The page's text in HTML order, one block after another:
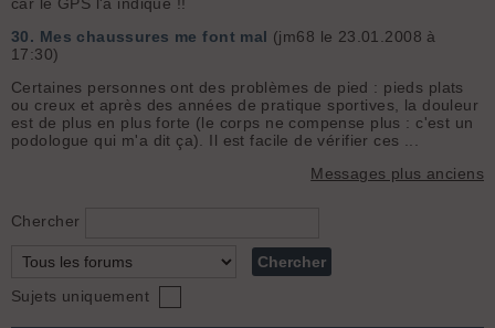
30. Mes chaussures me font mal (jm68 le 23.01.2008 à
17:30)
Certaines personnes ont des problèmes de pied : pieds plats
ou creux et après des années de pratique sportives, la douleur
est de plus en plus forte (le corps ne compense plus : c'est un
podologue qui m'a dit ça). Il est facile de vérifier ces ...
Messages plus anciens
Chercher
Sujets uniquement